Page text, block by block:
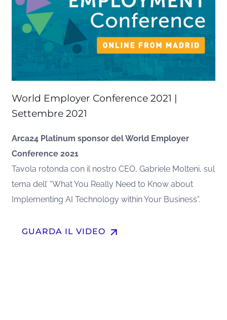
World Employer Conference 2021 |
Settembre 2021
Arca24 Platinum sponsor del World Employer
Conference 2021
Tavola rotonda con il nostro CEO, Gabriele Molteni, sul
tema dell’ “What You Really Need to Know about
Implementing AI Technology within Your Business”.
GUARDA IL VIDEO arrow_upward